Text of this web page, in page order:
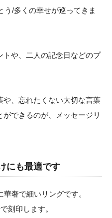
う/多くの幸せが巡ってきま
トや、二人の記念日などのプ
や、忘れたくない大切な言葉
できるのが、メッセージリ
にも最適です
奢で細いリングです。
刻印します。